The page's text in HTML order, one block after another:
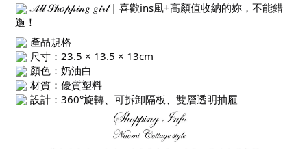
𝒜𝓁𝓁 𝒮𝒽𝑜𝓅𝓅𝒾𝓃𝑔 𝑔𝒾𝓇𝓁 | 喜歡ins風+高顏值收納的妳，不能錯
過！
產品規格
尺寸：23.5 × 13.5 × 13cm
顏色：奶油白
材質：優質塑料
設計：360°旋轉、可拆卸隔板、雙層透明抽屜